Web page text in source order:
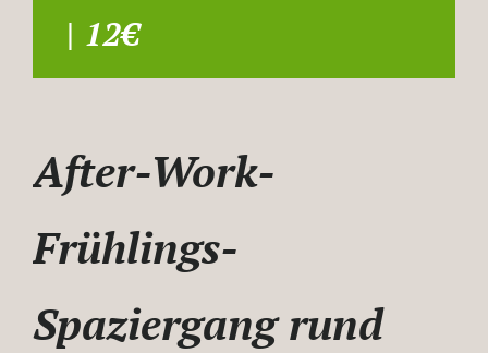
| 12€
After-Work-
Frühlings-
Spaziergang rund